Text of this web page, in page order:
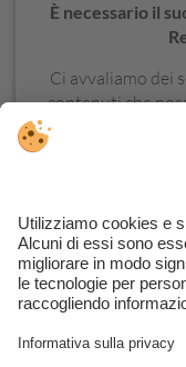
È necessario il
Ci avvaliamo dei
contenuti che
accettare il